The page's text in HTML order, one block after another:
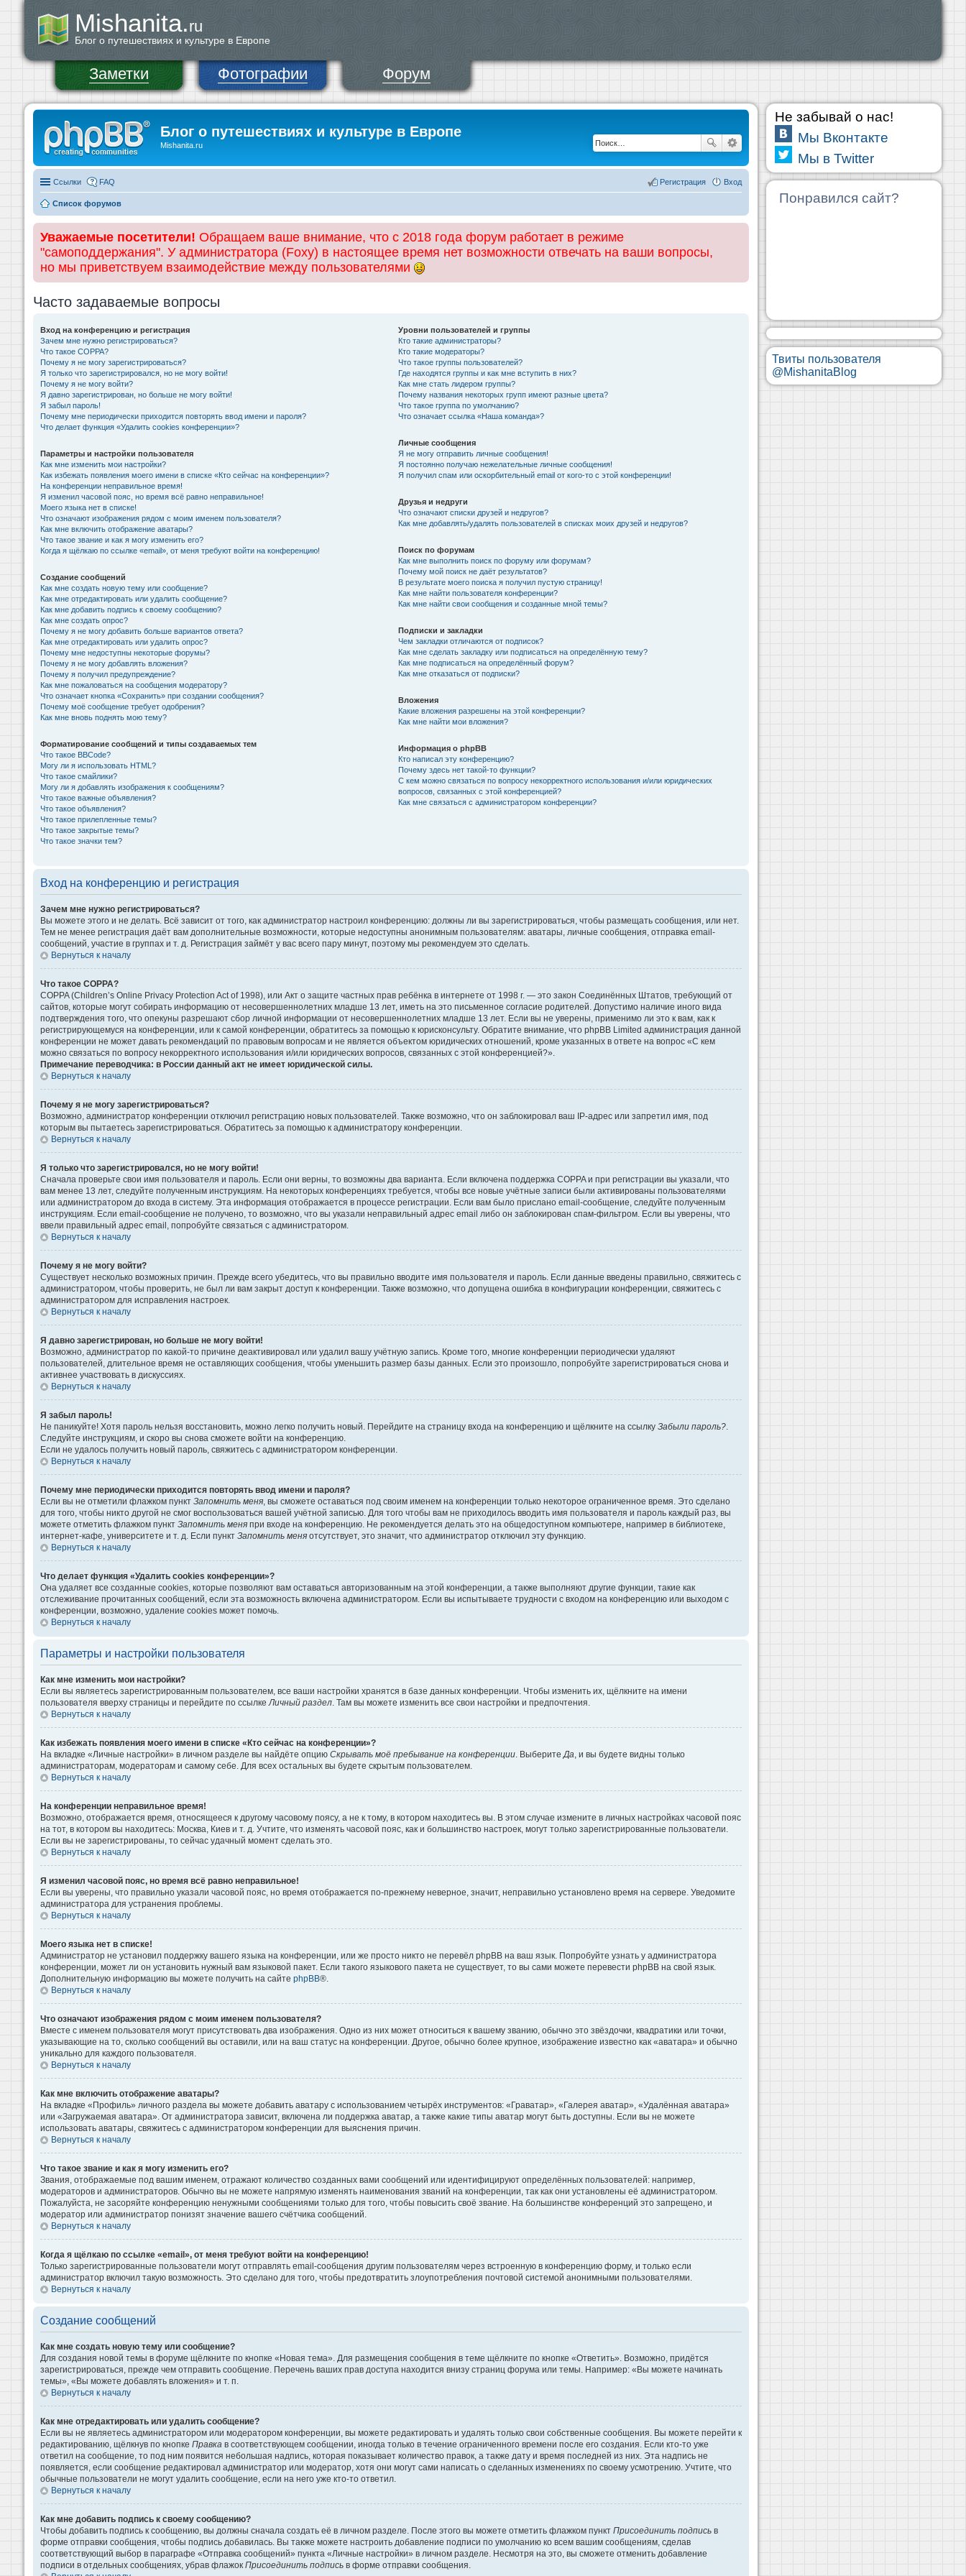
Mishanita.ru
Блог о путешествиях и культуре в Европе
Заметки Фотографии Форум
Блог о путешествиях и культуре в Европе
Mishanita.ru
Ссылки FAQ Вход
Регистрация
Список форумов
Уважаемые посетители! Обращаем ваше внимание, что с 2018 года форум работает в режиме
"самоподдержания". У администратора (Foxy) в настоящее время нет возможности отвечать на ваши вопросы,
но мы приветствуем взаимодействие между пользователями
Часто задаваемые вопросы
Вход на конференцию и регистрация
Зачем мне нужно регистрироваться?
Что такое COPPA?
Почему я не могу зарегистрироваться?
Я только что зарегистрировался, но не могу войти!
Почему я не могу войти?
Я давно зарегистрирован, но больше не могу войти!
Я забыл пароль!
Почему мне периодически приходится повторять ввод имени и пароля?
Что делает функция «Удалить cookies конференции»?
Параметры и настройки пользователя
Как мне изменить мои настройки?
Как избежать появления моего имени в списке «Кто сейчас на конференции»?
На конференции неправильное время!
Я изменил часовой пояс, но время всё равно неправильное!
Моего языка нет в списке!
Что означают изображения рядом с моим именем пользователя?
Как мне включить отображение аватары?
Что такое звание и как я могу изменить его?
Когда я щёлкаю по ссылке «email», от меня требуют войти на конференцию!
Создание сообщений
Как мне создать новую тему или сообщение?
Как мне отредактировать или удалить сообщение?
Как мне добавить подпись к своему сообщению?
Как мне создать опрос?
Почему я не могу добавить больше вариантов ответа?
Как мне отредактировать или удалить опрос?
Почему мне недоступны некоторые форумы?
Почему я не могу добавлять вложения?
Почему я получил предупреждение?
Как мне пожаловаться на сообщения модератору?
Что означает кнопка «Сохранить» при создании сообщения?
Почему моё сообщение требует одобрения?
Как мне вновь поднять мою тему?
Форматирование сообщений и типы создаваемых тем
Что такое BBCode?
Могу ли я использовать HTML?
Что такое смайлики?
Могу ли я добавлять изображения к сообщениям?
Что такое важные объявления?
Что такое объявления?
Что такое прилепленные темы?
Что такое закрытые темы?
Что такое значки тем?
Уровни пользователей и группы
Кто такие администраторы?
Кто такие модераторы?
Что такое группы пользователей?
Где находятся группы и как мне вступить в них?
Как мне стать лидером группы?
Почему названия некоторых групп имеют разные цвета?
Что такое группа по умолчанию?
Что означает ссылка «Наша команда»?
Личные сообщения
Я не могу отправить личные сообщения!
Я постоянно получаю нежелательные личные сообщения!
Я получил спам или оскорбительный email от кого-то с этой конференции!
Друзья и недруги
Что означают списки друзей и недругов?
Как мне добавлять/удалять пользователей в списках моих друзей и недругов?
Поиск по форумам
Как мне выполнить поиск по форуму или форумам?
Почему мой поиск не даёт результатов?
В результате моего поиска я получил пустую страницу!
Как мне найти пользователя конференции?
Как мне найти свои сообщения и созданные мной темы?
Подписки и закладки
Чем закладки отличаются от подписок?
Как мне сделать закладку или подписаться на определённую тему?
Как мне подписаться на определённый форум?
Как мне отказаться от подписки?
Вложения
Какие вложения разрешены на этой конференции?
Как мне найти мои вложения?
Информация о phpBB
Кто написал эту конференцию?
Почему здесь нет такой-то функции?
С кем можно связаться по вопросу некорректного использования и/или юридических
вопросов, связанных с этой конференцией?
Как мне связаться с администратором конференции?
Вход на конференцию и регистрация
Зачем мне нужно регистрироваться?
Вы можете этого и не делать. Всё зависит от того, как администратор настроил конференцию: должны ли вы зарегистрироваться, чтобы размещать сообщения, или нет.
Тем не менее регистрация даёт вам дополнительные возможности, которые недоступны анонимным пользователям: аватары, личные сообщения, отправка email-
сообщений, участие в группах и т. д. Регистрация займёт у вас всего пару минут, поэтому мы рекомендуем это сделать.
Вернуться к началу
Что такое COPPA?
COPPA (Children’s Online Privacy Protection Act of 1998), или Акт о защите частных прав ребёнка в интернете от 1998 г. — это закон Соединённых Штатов, требующий от
сайтов, которые могут собирать информацию от несовершеннолетних младше 13 лет, иметь на это письменное согласие родителей. Допустимо наличие иного вида
подтверждения того, что опекуны разрешают сбор личной информации от несовершеннолетних младше 13 лет. Если вы не уверены, применимо ли это к вам, как к
регистрирующемуся на конференции, или к самой конференции, обратитесь за помощью к юрисконсульту. Обратите внимание, что phpBB Limited администрация данной
конференции не может давать рекомендаций по правовым вопросам и не является объектом юридических отношений, кроме указанных в ответе на вопрос «С кем
можно связаться по вопросу некорректного использования и/или юридических вопросов, связанных с этой конференцией?».
Примечание переводчика: в России данный акт не имеет юридической силы.
Вернуться к началу
Почему я не могу зарегистрироваться?
Возможно, администратор конференции отключил регистрацию новых пользователей. Также возможно, что он заблокировал ваш IP-адрес или запретил имя, под
которым вы пытаетесь зарегистрироваться. Обратитесь за помощью к администратору конференции.
Вернуться к началу
Я только что зарегистрировался, но не могу войти!
Сначала проверьте свои имя пользователя и пароль. Если они верны, то возможны два варианта. Если включена поддержка COPPA и при регистрации вы указали, что
вам менее 13 лет, следуйте полученным инструкциям. На некоторых конференциях требуется, чтобы все новые учётные записи были активированы пользователями
или администратором до входа в систему. Эта информация отображается в процессе регистрации. Если вам было прислано email-сообщение, следуйте полученным
инструкциям. Если email-сообщение не получено, то возможно, что вы указали неправильный адрес email либо он заблокирован спам-фильтром. Если вы уверены, что
ввели правильный адрес email, попробуйте связаться с администратором.
Вернуться к началу
Почему я не могу войти?
Существует несколько возможных причин. Прежде всего убедитесь, что вы правильно вводите имя пользователя и пароль. Если данные введены правильно, свяжитесь с
администратором, чтобы проверить, не был ли вам закрыт доступ к конференции. Также возможно, что допущена ошибка в конфигурации конференции, свяжитесь с
администратором для исправления настроек.
Вернуться к началу
Я давно зарегистрирован, но больше не могу войти!
Возможно, администратор по какой-то причине деактивировал или удалил вашу учётную запись. Кроме того, многие конференции периодически удаляют
пользователей, длительное время не оставляющих сообщения, чтобы уменьшить размер базы данных. Если это произошло, попробуйте зарегистрироваться снова и
активнее участвовать в дискуссиях.
Вернуться к началу
Я забыл пароль!
Не паникуйте! Хотя пароль нельзя восстановить, можно легко получить новый. Перейдите на страницу входа на конференцию и щёлкните на ссылку Забыли пароль?
Следуйте инструкциям, и скоро вы снова сможете войти на конференцию.
Если не удалось получить новый пароль, свяжитесь с администратором конференции.
Вернуться к началу
Почему мне периодически приходится повторять ввод имени и пароля?
Если вы не отметили флажком пункт Запомнить меня , вы сможете оставаться под своим именем на конференции только некоторое ограниченное время. Это сделано
для того, чтобы никто другой не смог воспользоваться вашей учётной записью. Для того чтобы вам не приходилось вводить имя пользователя и пароль каждый раз, вы
можете отметить флажком пункт Запомнить меня при входе на конференцию. Не рекомендуется делать это на общедоступном компьютере, например в библиотеке,
интернет-кафе, университете и т. д. Если пункт Запомнить меня отсутствует, это значит, что администратор отключил эту функцию.
Вернуться к началу
Что делает функция «Удалить cookies конференции»?
Она удаляет все созданные cookies, которые позволяют вам оставаться авторизованным на этой конференции, а также выполняют другие функции, такие как
отслеживание прочитанных сообщений, если эта возможность включена администратором. Если вы испытываете трудности с входом на конференцию или выходом с
конференции, возможно, удаление cookies может помочь.
Вернуться к началу
Параметры и настройки пользователя
Как мне изменить мои настройки?
Если вы являетесь зарегистрированным пользователем, все ваши настройки хранятся в базе данных конференции. Чтобы изменить их, щёлкните на имени
пользователя вверху страницы и перейдите по ссылке Личный раздел . Там вы можете изменить все свои настройки и предпочтения.
Вернуться к началу
Как избежать появления моего имени в списке «Кто сейчас на конференции»?
На вкладке «Личные настройки» в личном разделе вы найдёте опцию Скрывать моё пребывание на конференции . Выберите Да , и вы будете видны только
администраторам, модераторам и самому себе. Для всех остальных вы будете скрытым пользователем.
Вернуться к началу
На конференции неправильное время!
Возможно, отображается время, относящееся к другому часовому поясу, а не к тому, в котором находитесь вы. В этом случае измените в личных настройках часовой пояс
на тот, в котором вы находитесь: Москва, Киев и т. д. Учтите, что изменять часовой пояс, как и большинство настроек, могут только зарегистрированные пользователи.
Если вы не зарегистрированы, то сейчас удачный момент сделать это.
Вернуться к началу
Я изменил часовой пояс, но время всё равно неправильное!
Если вы уверены, что правильно указали часовой пояс, но время отображается по-прежнему неверное, значит, неправильно установлено время на сервере. Уведомите
администратора для устранения проблемы.
Вернуться к началу
Моего языка нет в списке!
Администратор не установил поддержку вашего языка на конференции, или же просто никто не перевёл phpBB на ваш язык. Попробуйте узнать у администратора
конференции, может ли он установить нужный вам языковой пакет. Если такого языкового пакета не существует, то вы сами можете перевести phpBB на свой язык.
Дополнительную информацию вы можете получить на сайте phpBB®.
Вернуться к началу
Что означают изображения рядом с моим именем пользователя?
Вместе с именем пользователя могут присутствовать два изображения. Одно из них может относиться к вашему званию, обычно это звёздочки, квадратики или точки,
указывающие на то, сколько сообщений вы оставили, или на ваш статус на конференции. Другое, обычно более крупное, изображение известно как «аватара» и обычно
уникально для каждого пользователя.
Вернуться к началу
Как мне включить отображение аватары?
На вкладке «Профиль» личного раздела вы можете добавить аватару с использованием четырёх инструментов: «Граватар», «Галерея аватар», «Удалённая аватара»
или «Загружаемая аватара». От администратора зависит, включена ли поддержка аватар, а также какие типы аватар могут быть доступны. Если вы не можете
использовать аватары, свяжитесь с администратором конференции для выяснения причин.
Вернуться к началу
Что такое звание и как я могу изменить его?
Звания, отображаемые под вашим именем, отражают количество созданных вами сообщений или идентифицируют определённых пользователей: например,
модераторов и администраторов. Обычно вы не можете напрямую изменять наименования званий на конференции, так как они установлены её администратором.
Пожалуйста, не засоряйте конференцию ненужными сообщениями только для того, чтобы повысить своё звание. На большинстве конференций это запрещено, и
модератор или администратор понизят значение вашего счётчика сообщений.
Вернуться к началу
Когда я щёлкаю по ссылке «email», от меня требуют войти на конференцию!
Только зарегистрированные пользователи могут отправлять email-сообщения другим пользователям через встроенную в конференцию форму, и только если
администратор включил такую возможность. Это сделано для того, чтобы предотвратить злоупотребления почтовой системой анонимными пользователями.
Вернуться к началу
Создание сообщений
Как мне создать новую тему или сообщение?
Для создания новой темы в форуме щёлкните по кнопке «Новая тема». Для размещения сообщения в теме щёлкните по кнопке «Ответить». Возможно, придётся
зарегистрироваться, прежде чем отправить сообщение. Перечень ваших прав доступа находится внизу страниц форума или темы. Например: «Вы можете начинать
темы», «Вы можете добавлять вложения» и т. п.
Вернуться к началу
Как мне отредактировать или удалить сообщение?
Если вы не являетесь администратором или модератором конференции, вы можете редактировать и удалять только свои собственные сообщения. Вы можете перейти к
редактированию, щёлкнув по кнопке Правка в соответствующем сообщении, иногда только в течение ограниченного времени после его создания. Если кто-то уже
ответил на сообщение, то под ним появится небольшая надпись, которая показывает количество правок, а также дату и время последней из них. Эта надпись не
появляется, если сообщение редактировал администратор или модератор, хотя они могут сами написать о сделанных изменениях по своему усмотрению. Учтите, что
обычные пользователи не могут удалить сообщение, если на него уже кто-то ответил.
Вернуться к началу
Как мне добавить подпись к своему сообщению?
Чтобы добавить подпись к сообщению, вы должны сначала создать её в личном разделе. После этого вы можете отметить флажком пункт Присоединить подпись в
форме отправки сообщения, чтобы подпись добавилась. Вы также можете настроить добавление подписи по умолчанию ко всем вашим сообщениям, сделав
соответствующий выбор в параграфе «Отправка сообщений» пункта «Личные настройки» в личном разделе. Несмотря на это, вы сможете отменить добавление
подписи в отдельных сообщениях, убрав флажок Присоединить подпись в форме отправки сообщения.
Не забывай о нас!
Мы Вконтакте
Мы в Twitter
Понравился сайт?
Твиты пользователя
@MishanitaBlog